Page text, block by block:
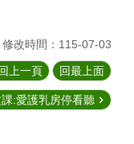
修改時間：115-07-03
上一頁 回最上面
:愛護乳房停看聽